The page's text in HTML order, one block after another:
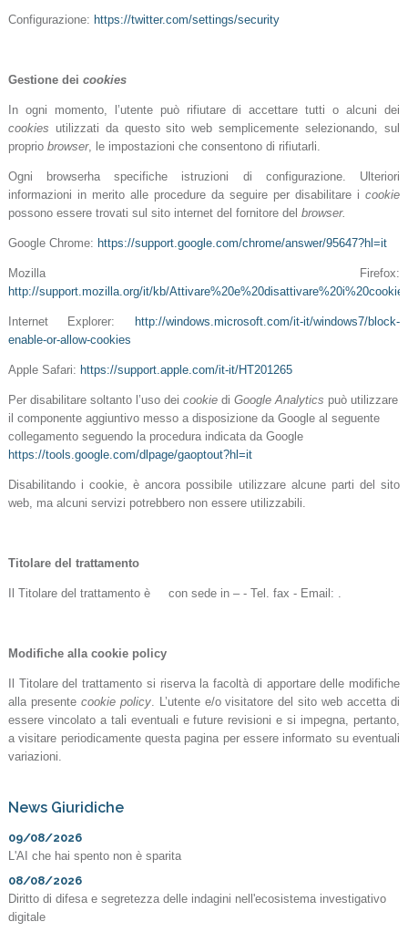
Configurazione: https://twitter.com/settings/security
Gestione dei cookies
In ogni momento, l’utente può rifiutare di accettare tutti o alcuni dei
cookies utilizzati da questo sito web semplicemente selezionando, sul
proprio browser, le impostazioni che consentono di rifiutarli.
Ogni browserha specifiche istruzioni di configurazione. Ulteriori
informazioni in merito alle procedure da seguire per disabilitare icookie
possono essere trovati sul sito internet del fornitore del browser.
Google Chrome: https://support.google.com/chrome/answer/95647?hl=it
Mozilla Firefox:
http://support.mozilla.org/it/kb/Attivare%20e%20disattivare%20i%20cookie
Internet Explorer: http://windows.microsoft.com/it-it/windows7/block-
enable-or-allow-cookies
Apple Safari: https://support.apple.com/it-it/HT201265
Per disabilitare soltanto l’uso dei cookie di Google Analytics può utilizzare
il componente aggiuntivo messo a disposizione da Google al seguente
collegamento seguendo la procedura indicata da Google
https://tools.google.com/dlpage/gaoptout?hl=it
Disabilitando i cookie, è ancora possibile utilizzare alcune parti del sito
web, ma alcuni servizi potrebbero non essere utilizzabili.
Titolare del trattamento
Il Titolare del trattamento è con sede in – - Tel. fax - Email: .
Modifiche alla cookie policy
Il Titolare del trattamento si riserva la facoltà di apportare delle modifiche
alla presente cookie policy. L’utente e/o visitatore del sito web accetta di
essere vincolato a tali eventuali e future revisioni e si impegna, pertanto,
a visitare periodicamente questa pagina per essere informato su eventuali
variazioni.
News Giuridiche
09/08/2026
L'AI che hai spento non è sparita
08/08/2026
Diritto di difesa e segretezza delle indagini nell'ecosistema investigativo
digitale